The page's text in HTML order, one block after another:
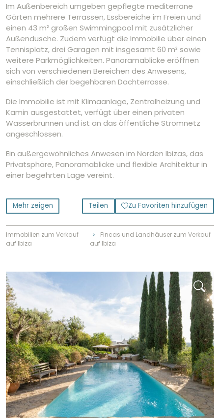
Im Außenbereich umgeben gepflegte mediterrane
Gärten mehrere Terrassen, Essbereiche im Freien und
einen 43 m² großen Swimmingpool mit zusätzlicher
Außendusche. Zudem verfügt die Immobilie über einen
Tennisplatz, drei Garagen mit insgesamt 60 m² sowie
weitere Parkmöglichkeiten. Panoramablicke eröffnen
sich von verschiedenen Bereichen des Anwesens,
einschließlich der begehbaren Dachterrasse.
Die Immobilie ist mit Klimaanlage, Zentralheizung und
Kamin ausgestattet, verfügt über einen privaten
Wasserbrunnen und ist an das öffentliche Stromnetz
angeschlossen.
Ein außergewöhnliches Anwesen im Norden Ibizas, das
Privatsphäre, Panoramablicke und flexible Architektur in
einer begehrten Lage vereint.
Mehr zeigen Teilen Zu Favoriten hinzufügen
Immobilien zum Verkauf
auf Ibiza
⌃
Fincas und Landhäuser zum Verkauf
auf Ibiza